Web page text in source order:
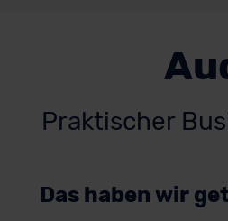
Praktischer
Das haben wir